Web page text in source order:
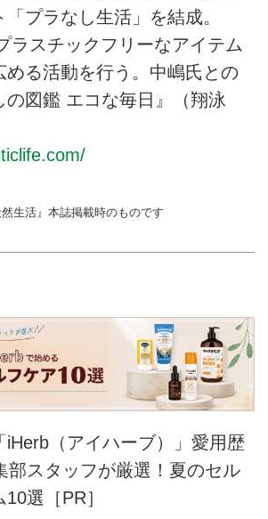
プラなし生活」を結成。
ラスチックフリーなアイテム
める活動を行う。中嶋氏との
の図鑑 エコな毎日』（翔泳
生活』本誌掲載時のものです
（アイハーブ）」愛用歴
部スタッフが厳選！夏のセル
選［PR］